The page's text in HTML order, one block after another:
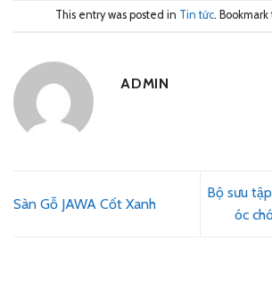
This entry was posted in Tin tức. Bookmark
ADMIN
Sàn Gỗ JAWA Cốt Xanh
Bộ sưu
óc